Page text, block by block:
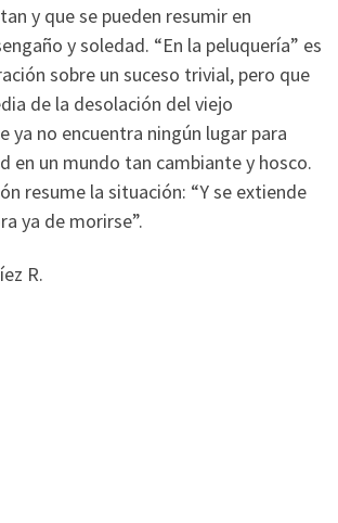
y que se pueden resumir en
y soledad. “En la peluquería” es
sobre un suceso trivial, pero que
de la desolación del viejo
ya no encuentra ningún lugar para
en un mundo tan cambiante y hosco.
resume la situación: “Y se extiende
ya de morirse”.
R.